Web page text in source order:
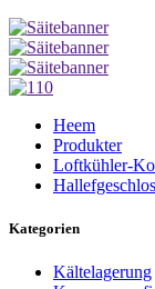
Heem
Produkter
Loftkühler-
Kategorien
Kältelagerung